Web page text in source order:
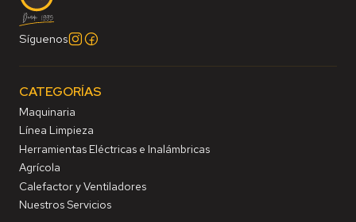
Síguenos
CATEGORÍAS
Maquinaria
Línea Limpieza
Herramientas Eléctricas e Inalámbricas
Agrícola
Calefactor y Ventiladores
Nuestros Servicios